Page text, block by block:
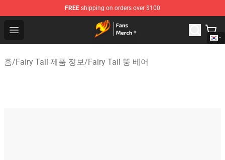
FREE shipping on orders over $100
Open menu
Fairy Tail Store - Official Fairy Tail Merchandise Shop
홈/Fairy Tail 제품 정보/Fairy Tail 뚱 베어